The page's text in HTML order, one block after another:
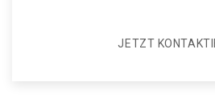
JETZT